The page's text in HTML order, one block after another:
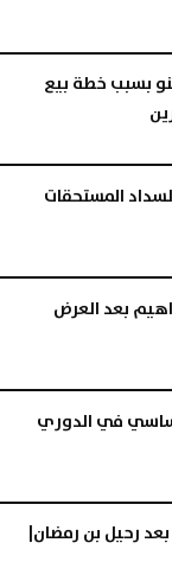
بسبب خطة بيع
لسداد المستحقات
بعد العرض
في الدوري
رحيل بن رمضان|